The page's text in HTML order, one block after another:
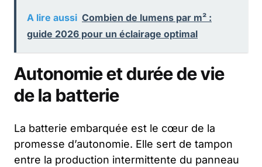
A lire aussi Combien de lumens par m² :
guide 2026 pour un éclairage optimal
Autonomie et durée de vie
de la batterie
La batterie embarquée est le cœur de la
promesse d’autonomie. Elle sert de tampon
entre la production intermittente du panneau